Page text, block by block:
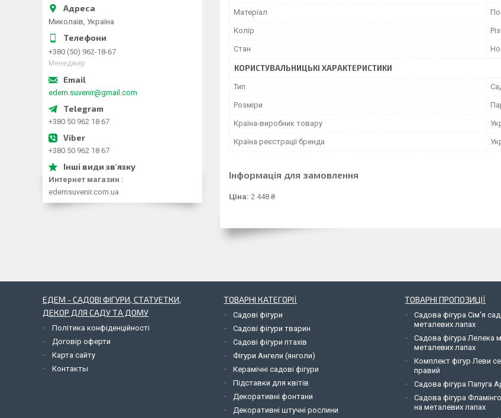
Матеріал
Колір
Стан
КОРИСТУВАЛЬНИЦЬКІ ХАРАКТЕРИСТИКИ
Тип
Розміри
Країна-виробник товару
Країна реєстрації бренда
Інформація для замовлення
Ціна: 2 448 ₴
Миколаїв, Україна
+380 (50) 962-18-67
Менеджер
edem.suvenir@gmail.com
+380 50 962 18 67
+380 50 962 18 67
Интернет магазин
edemsuvenir.com.ua
ЕДЕМ - САДОВІ ФІГУРИ, СТАТУЕТКИ,
ДЕКОР ДЛЯ САДУ ТА ДОМУ
Політика конфіденційності
Договір оферти
Карта сайту
Контакты
ТОВАРНІ КАТЕГОРІЇ
Садові фігури
Садові фігури тварин
Садові фігури птахів
Фігури Ангели (янголи)
Керамічні садові фігури
Підставки для квітів
Декоративні фонтани
Декоративні штучні рослини
ТОВАРНІ ПРОПОЗИЦІЇ
Садова фігура Сім'я
металевих лапах
Садова фігура Лелека
металевих лапах
Комплект фігур Леви
правий
Садова фігура Папуга
Садова фігура
на металевих лапах